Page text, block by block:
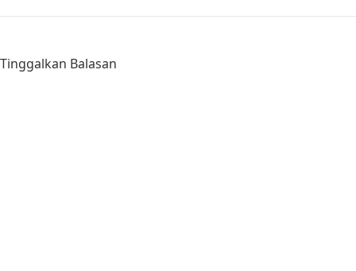
Tinggalkan Balasan